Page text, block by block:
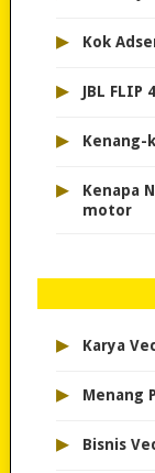
▸ Kok
▸ JBL FLIP
▸ Kenang-
▸
Kenapa
motor
▸ Karya
▸ Menang
▸ Bisnis